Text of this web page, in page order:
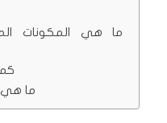
ما هي المكونات
ما هي